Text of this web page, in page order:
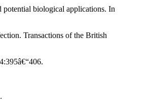
biological applications. In
Transactions of the British